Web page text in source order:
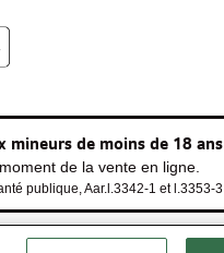
de moins de 18 ans
de la vente en ligne.
publique, Aar.l.3342-1 et l.3353-3